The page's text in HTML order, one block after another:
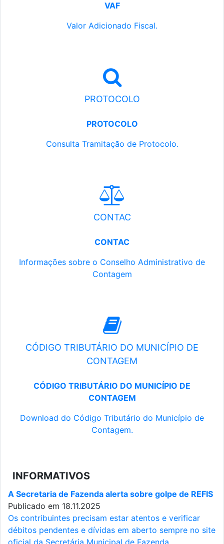
VAF
Valor Adicionado Fiscal.
PROTOCOLO
PROTOCOLO
Consulta Tramitação de Protocolo.
CONTAC
CONTAC
Informações sobre o Conselho Administrativo de
Contagem
CÓDIGO TRIBUTÁRIO DO MUNICÍPIO DE
CONTAGEM
CÓDIGO TRIBUTÁRIO DO MUNICÍPIO DE
CONTAGEM
Download do Código Tributário do Município de
Contagem.
INFORMATIVOS
A Secretaria de Fazenda alerta sobre golpe de REFIS
Publicado em 18.11.2025
Os contribuintes precisam estar atentos e verificar
débitos pendentes e dívidas em aberto sempre no site